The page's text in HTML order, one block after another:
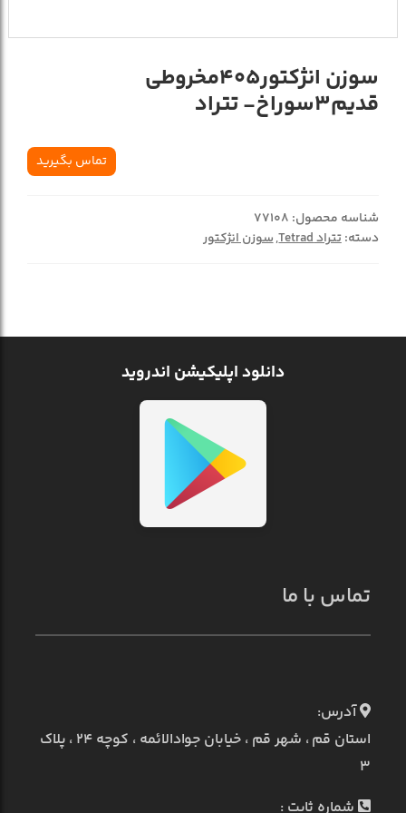
سوزن انژکتور405مخروطي
قديم3سوراخ- تتراد
تماس بگیرید
شناسه محصول: 77108
دسته:تتراد Tetrad ,سوزن انژکتور
دانلود اپلیکیشن اندروید
تماس با ما
آدرس:
استان قم ، شهر قم ، خیابان جوادالائمه ، کوچه ۲۴ ، پلاک
۳
شماره ثابت :